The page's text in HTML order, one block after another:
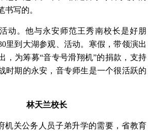
书写的。
动。他与永安师范王秀南校长是好朋
里到大湖参观、活动。寒假，带领演出
，为筹募“音专号滑翔机”的捐款，支持
时期的永安，音专师生是一个很活跃的
林天兰校长
机关公务人员子弟升学的需要，省教育